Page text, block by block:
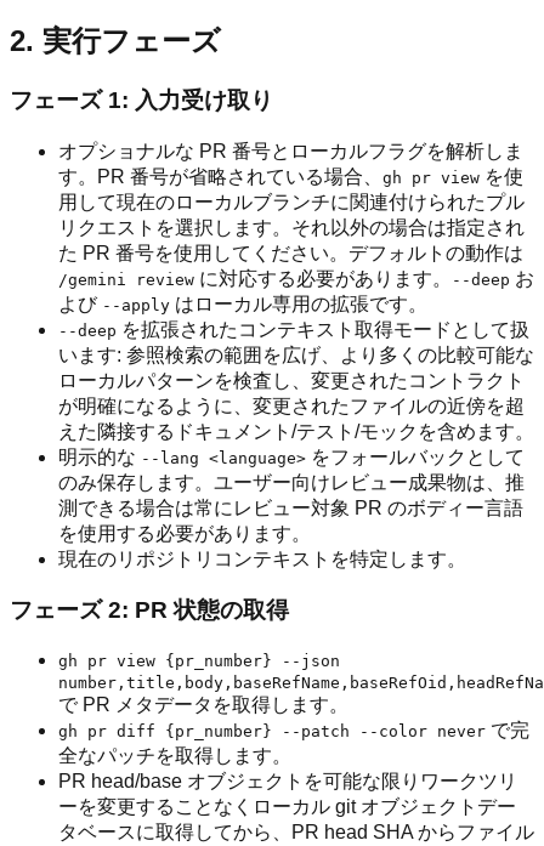
2. 実行フェーズ
フェーズ 1: 入力受け取り
オプショナルな PR 番号とローカルフラグを解析しま
す。PR 番号が省略されている場合、 gh pr view を使
用して現在のローカルブランチに関連付けられたプル
リクエストを選択します。それ以外の場合は指定され
た PR 番号を使用してください。デフォルトの動作は
/gemini review に対応する必要があります。 --deep お
よび --apply はローカル専用の拡張です。
--deep を拡張されたコンテキスト取得モードとして扱
います: 参照検索の範囲を広げ、より多くの比較可能な
ローカルパターンを検査し、変更されたコントラクト
が明確になるように、変更されたファイルの近傍を超
えた隣接するドキュメント/テスト/モックを含めます。
明示的な --lang <language> をフォールバックとして
のみ保存します。ユーザー向けレビュー成果物は、推
測できる場合は常にレビュー対象 PR のボディー言語
を使用する必要があります。
現在のリポジトリコンテキストを特定します。
フェーズ 2: PR 状態の取得
gh pr view {pr_number} --json
で PR メタデータを取得します。
gh pr diff {pr_number} --patch --color never で完
全なパッチを取得します。
PR head/base オブジェクトを可能な限りワークツリ
ーを変更することなくローカル git オブジェクトデー
タベースに取得してから、PR head SHA からファイル